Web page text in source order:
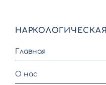
Главная
О нас